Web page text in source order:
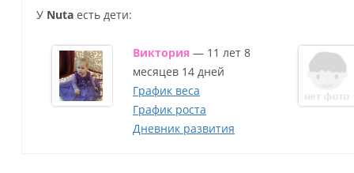
У Nuta есть дети:
Виктория — 11 лет 8
месяцев 14 дней
График веса
График роста
Дневник развития